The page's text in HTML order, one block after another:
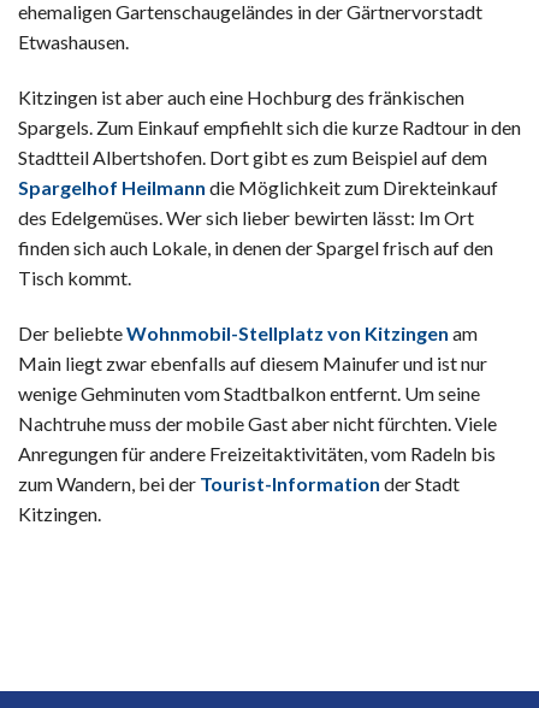
ehemaligen Gartenschaugeländes in der Gärtnervorstadt
Etwashausen.
Kitzingen ist aber auch eine Hochburg des fränkischen
Spargels. Zum Einkauf empfiehlt sich die kurze Radtour in den
Stadtteil Albertshofen. Dort gibt es zum Beispiel auf dem
Spargelhof Heilmann die Möglichkeit zum Direkteinkauf
des Edelgemüses. Wer sich lieber bewirten lässt: Im Ort
finden sich auch Lokale, in denen der Spargel frisch auf den
Tisch kommt.
Der beliebteWohnmobil-Stellplatz von Kitzingen am
Main liegt zwar ebenfalls auf diesem Mainufer und ist nur
wenige Gehminuten vom Stadtbalkon entfernt. Um seine
Nachtruhe muss der mobile Gast aber nicht fürchten. Viele
Anregungen für andere Freizeitaktivitäten, vom Radeln bis
zum Wandern, bei der Tourist-Information der Stadt
Kitzingen.